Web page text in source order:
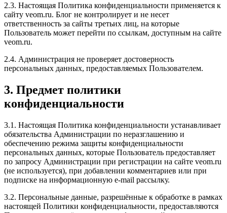
2.3. Настоящая Политика конфиденциальности применяется к
сайту veom.ru. Блог не контролирует и не несет
ответственность за сайты третьих лиц, на которые
Пользователь может перейти по ссылкам, доступным на сайте
veom.ru.
2.4. Администрация не проверяет достоверность
персональных данных, предоставляемых Пользователем.
3. Предмет политики
конфиденциальности
3.1. Настоящая Политика конфиденциальности устанавливает
обязательства Администрации по неразглашению и
обеспечению режима защиты конфиденциальности
персональных данных, которые Пользователь предоставляет
по запросу Администрации при регистрации на сайте veom.ru
(не используется), при добавлении комментариев или при
подписке на информационную e-mail рассылку.
3.2. Персональные данные, разрешённые к обработке в рамках
настоящей Политики конфиденциальности, предоставляются